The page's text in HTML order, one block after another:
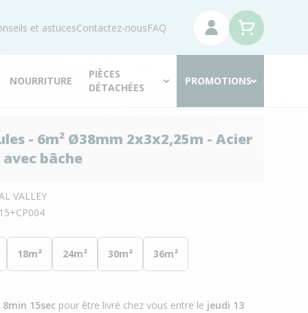
et astucesContactez-nousFAQ
NOURRITURE
PIÈCES
DÉTACHÉES
PROMOTIONS
- 6m² Ø38mm 2x3x2,25m - Acier
bâche
VALLEY
18m² 24m² 30m² 36m²
8min 14secpour être livré chez vous entre le jeudi 13